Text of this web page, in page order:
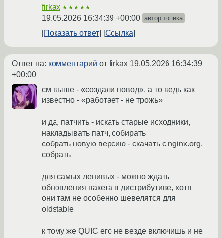
firkax ★★★★★
19.05.2026 16:34:39 +00:00 автор топика
Показать ответ Ссылка
Ответ на: комментарий от firkax 19.05.2026 16:34:39
+00:00
см выше - «создали повод», а то ведь как
известно - «работает - не трожь»
и да, патчить - искать старые исходники,
накладывать патч, собирать
собрать новую версию - скачать с nginx.org,
собрать
для самых ленивых - можно ждать
обновления пакета в дистрибутиве, хотя
они там не особенно шевелятся для
oldstable
к тому же QUIC его не везде включишь и не